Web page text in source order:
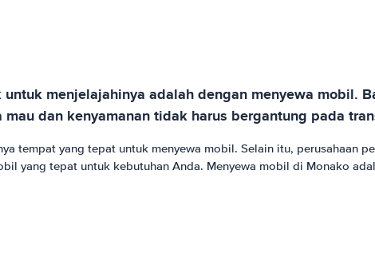
menjelajahinya adalah dengan menyewa mobil.
dan kenyamanan tidak harus bergantung pada
tempat yang tepat untuk menyewa mobil. Selain itu, perusahaan
yang tepat untuk kebutuhan Anda. Menyewa mobil di Monako